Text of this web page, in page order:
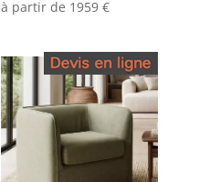
à partir de 1959 €